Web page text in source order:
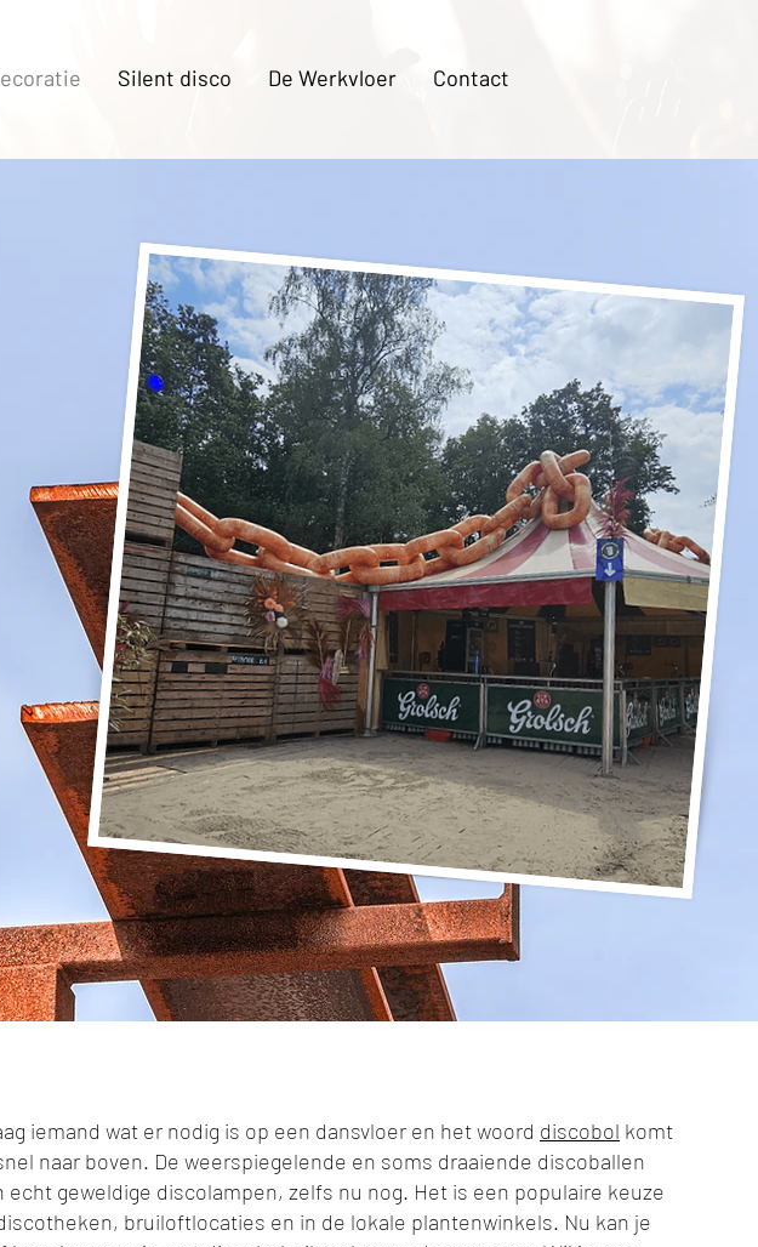
Silent disco De Werkvloer Contact
iemand wat er nodig is op een dansvloer en het woord discobol komt
naar boven. De weerspiegelende en soms draaiende discoballen
echt geweldige discolampen, zelfs nu nog. Het is een populaire keuze
bruiloftlocaties en in de lokale plantenwinkels. Nu kan je